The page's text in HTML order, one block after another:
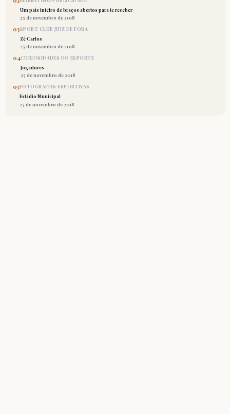
Um país inteiro de braços abertos para te receber
25 de novembro de 2018
03SPORT CLUB JUIZ DE FORA
Zé Carlos
25 de novembro de 2018
04CURIOSIDADES DO ESPORTE
Jogadores
25 de novembro de 2018
05FOTOGRAFIAS ESPORTIVAS
Estádio Municipal
25 de novembro de 2018